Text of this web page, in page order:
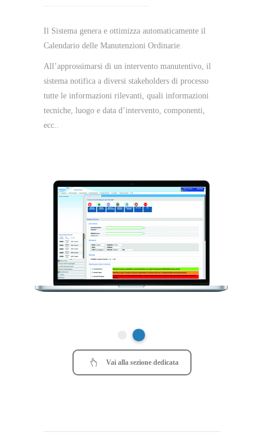
Il Sistema genera e ottimizza automaticamente il
Calendario delle Manutenzioni Ordinarie.
All’approssimarsi di un intervento manutentivo, il
sistema notifica a diversi stakeholders di processo
tutte le informazioni rilevanti, quali informazioni
tecniche, luogo e data d’intervento, componenti,
ecc..
Vai alla sezione dedicata